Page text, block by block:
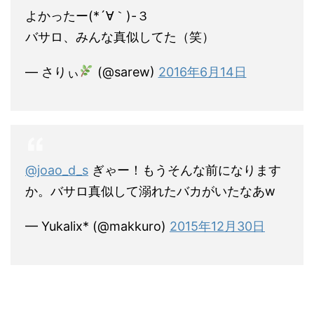
よかったー(*´∀｀)-３
バサロ、みんな真似してた（笑）
— さりぃ (@sarew) 2016年6月14日
@joao_d_s ぎゃー！もうそんな前になります
か。バサロ真似して溺れたバカがいたなあw
— Yukalix* (@makkuro) 2015年12月30日